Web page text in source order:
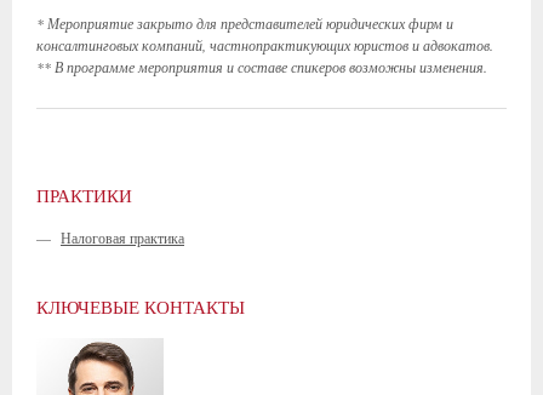
* Мероприятие закрыто для представителей юридических фирм и
консалтинговых компаний, частнопрактикующих юристов и адвокатов.
** В программе мероприятия и составе спикеров возможны изменения.
ПРАКТИКИ
— Налоговая практика
КЛЮЧЕВЫЕ КОНТАКТЫ